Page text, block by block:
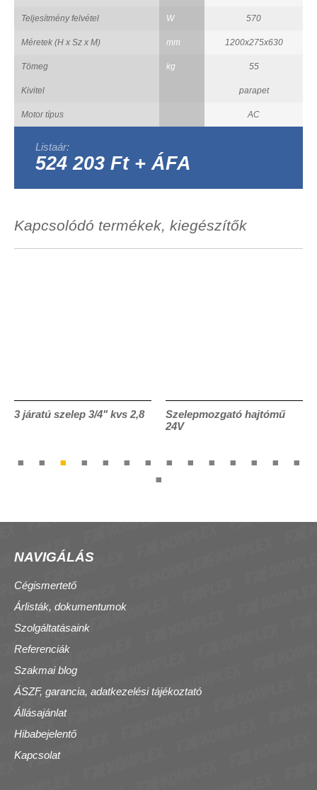
Teljesítmény felvétel W 570
Méretek (H x Sz x M) mm 1200x275x630
Tömeg kg 55
Kivitel parapet
Motor típus AC
Listaár:
524 203 Ft + ÁFA
Kapcsolódó termékek, kiegészítők
3 járatú szelep 3/4" kvs 2,8
Szelepmozgató hajtómű
24V
NAVIGÁLÁS
Cégismertető
Árlisták, dokumentumok
Szolgáltatásaink
Referenciák
Szakmai blog
ÁSZF, garancia, adatkezelési tájékoztató
Állásajánlat
Hibabejelentő
Kapcsolat